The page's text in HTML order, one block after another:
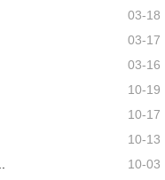
03-18
03-17
03-16
10-19
10-17
10-13
10-03